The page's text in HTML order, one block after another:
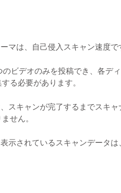
マは、自己侵入スキャン速度で
のビデオのみを投稿でき、各デ
る必要があります。
スキャンが完了するまでスキ
せん。
示されているスキャンデータ